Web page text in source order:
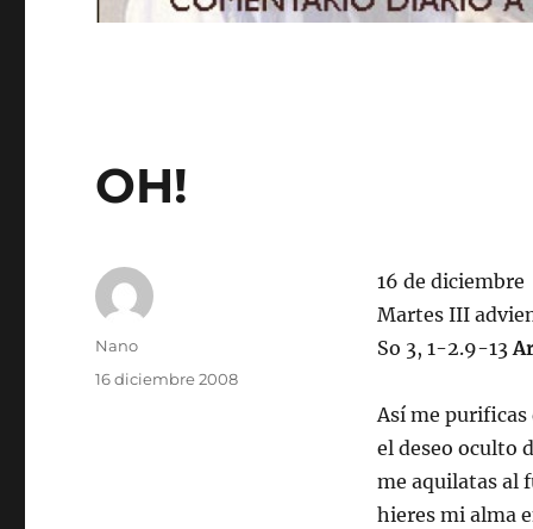
OH!
16 de diciembre
Martes III
So 3, 1-2.9-13
Así me purificas
el deseo oculto
me aquilatas al
hieres mi alma
Autor
Nano
Publicado
16 diciembre 2008